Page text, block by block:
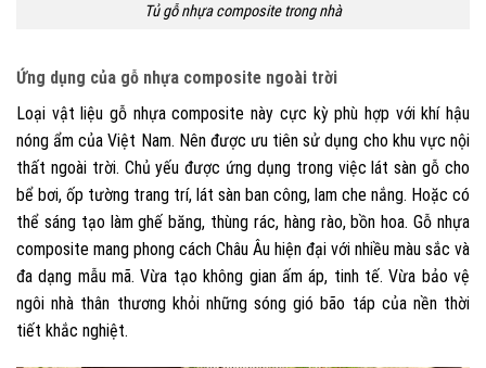
Tủ gỗ nhựa composite trong nhà
Ứng dụng của gỗ nhựa composite ngoài trời
Loại vật liệu gỗ nhựa composite này cực kỳ phù hợp với khí hậu
nóng ẩm của Việt Nam. Nên được ưu tiên sử dụng cho khu vực nội
thất ngoài trời. Chủ yếu được ứng dụng trong việc lát sàn gỗ cho
bể bơi, ốp tường trang trí, lát sàn ban công, lam che nắng. Hoặc có
thể sáng tạo làm ghế băng, thùng rác, hàng rào, bồn hoa. Gỗ nhựa
composite mang phong cách Châu Âu hiện đại với nhiều màu sắc và
đa dạng mẫu mã.Vừa tạo không gian ấm áp, tinh tế. Vừa bảo vệ
ngôi nhà thân thương khỏi những sóng gió bão táp của nền thời
tiết khắc nghiệt.